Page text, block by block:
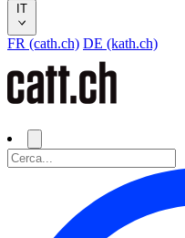
IT
FR (cath.ch) DE (kath.ch)